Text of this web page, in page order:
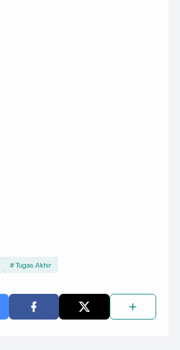
Tugas Akhir